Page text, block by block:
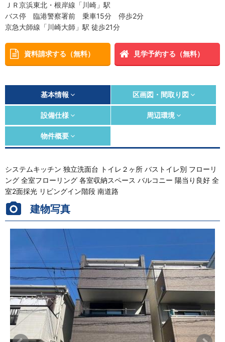
ＪＲ京浜東北・根岸線「川崎」駅
バス停 臨港警察署前 乗車15分 停歩2分
京急大師線「川崎大師」駅 徒歩21分
資料請求する（無料） 見学予約する（無料）
基本情報 区画図・間取り図
設備仕様 周辺環境
物件概要
システムキッチン 独立洗面台 トイレ２ヶ所 バストイレ別 フローリ
ング 全室フローリング 各室収納スペース バルコニー 陽当り良好 全
室2面採光 リビングイン階段 南道路
建物写真